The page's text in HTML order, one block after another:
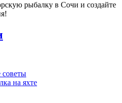
рыбалку в Сочи и создайте
на яхте